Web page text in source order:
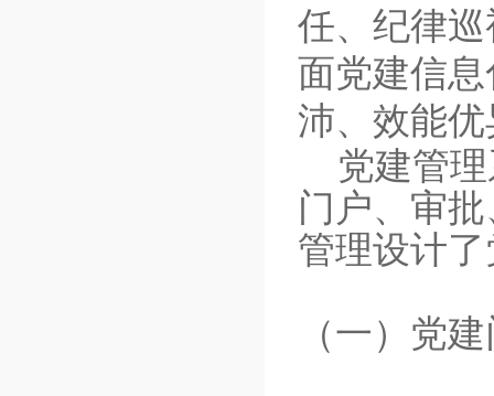
任、纪律
面党建信
沛、效能
党建管理
门户、审
管理设计
（一） 党